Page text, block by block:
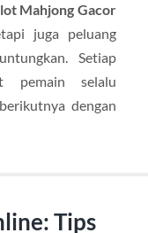
Mahjong Gacor
juga peluang
Setiap
pemain selalu
dengan
Tips